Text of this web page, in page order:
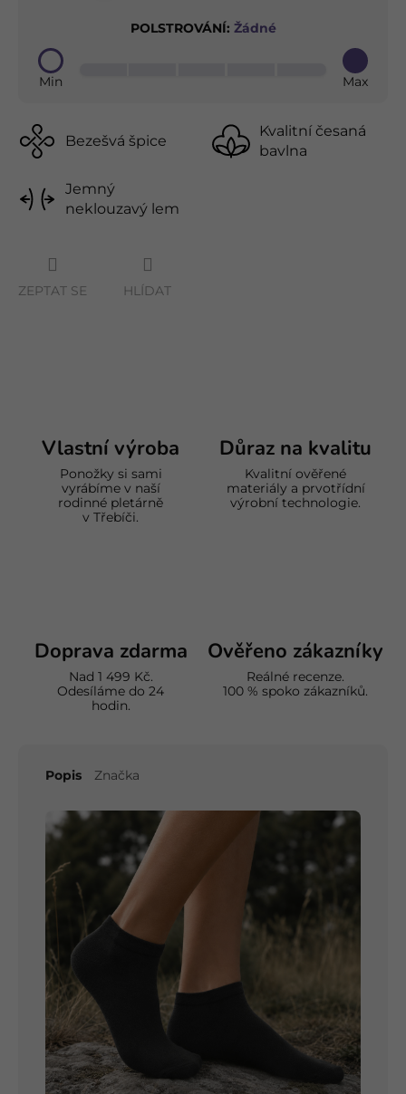
ZEPTAT SE HLÍDAT
POLSTROVÁNÍ: Žádné
Min Max
Bezešvá špice
Kvalitní česaná
bavlna
Jemný
neklouzavý lem
Vlastní výroba
Ponožky si sami
vyrábíme v naší
rodinné pletárně
v Třebíči.
Důraz na kvalitu
Kvalitní ověřené
materiály a prvotřídní
výrobní technologie.
Doprava zdarma
Nad 1 499 Kč.
Odesíláme do 24
hodin.
Ověřeno zákazníky
Reálné recenze.
100 % spoko zákazníků.
Popis Značka